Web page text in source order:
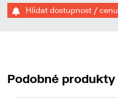
Hlídat dostupnost / cenu
Podobné produkty